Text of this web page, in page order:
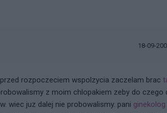
18-09-
rozpoczeciem wspolzycia zaczelam brac
z moim chlopakiem zeby do czego
wiec juz dalej nie probowalismy. pani ginekolog